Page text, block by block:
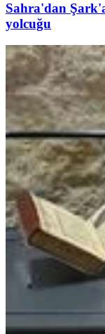
Sahra'dan
yolcuğu